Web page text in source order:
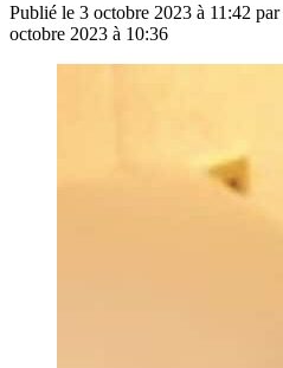
Publié le 3 octobre 2023 à 11:42 par
octobre 2023 à 10:36